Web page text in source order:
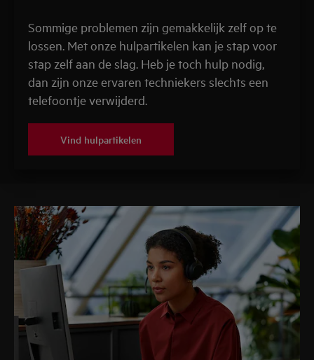
Sommige problemen zijn gemakkelijk zelf op te
lossen. Met onze hulpartikelen kan je stap voor
stap zelf aan de slag. Heb je toch hulp nodig,
dan zijn onze ervaren techniekers slechts een
telefoontje verwijderd.
Vind hulpartikelen